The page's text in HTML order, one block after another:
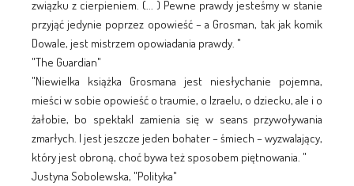
związku z cierpieniem. (... ) Pewne prawdy jesteśmy w stanie
przyjąć jedynie poprzez opowieść – a Grosman, tak jak komik
Dowale, jest mistrzem opowiadania prawdy. "
"The Guardian"
"Niewielka książka Grosmana jest niesłychanie pojemna,
mieści w sobie opowieść o traumie, o Izraelu, o dziecku, ale i o
żałobie, bo spektakl zamienia się w seans przywoływania
zmarłych. I jest jeszcze jeden bohater – śmiech – wyzwalający,
który jest obroną, choć bywa też sposobem piętnowania. "
Justyna Sobolewska, "Polityka"